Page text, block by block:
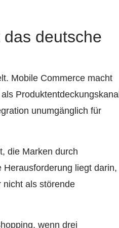
deutsche
Mobile Commerce macht
Produktentdeckungskanal
unumgänglich für
die Marken durch
liegt darin,
nicht als störende
wenn drei